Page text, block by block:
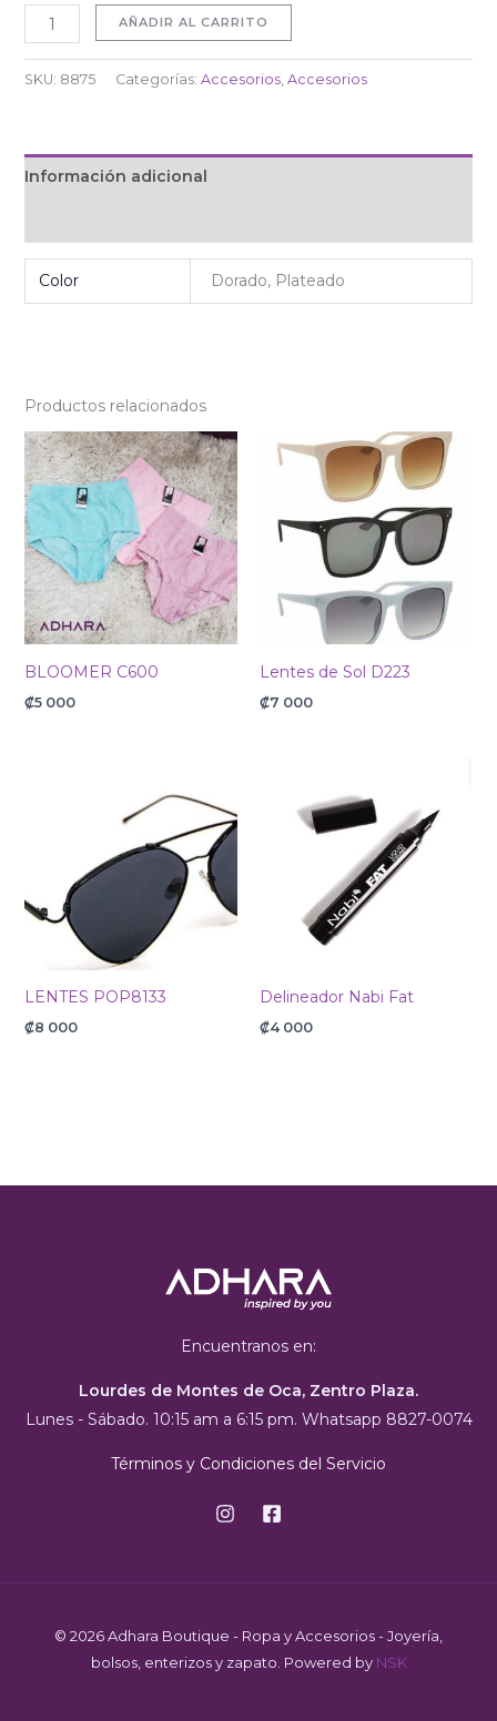
AÑADIR AL CARRITO
SKU: 8875 Categorías: Accesorios, Accesorios
Información adicional
Color Dorado, Plateado
Productos relacionados
BLOOMER C600
₡5 000
Lentes de Sol D223
₡7 000
LENTES POP8133
₡8 000
Delineador Nabi Fat
₡4 000
Encuentranos en:
Lourdes de Montes de Oca, Zentro Plaza.
Lunes - Sábado. 10:15 am a 6:15 pm. Whatsapp 8827-0074
Términos y Condiciones del Servicio
© 2026 Adhara Boutique - Ropa y Accesorios - Joyería,
bolsos, enterizos y zapato. Powered by NSK